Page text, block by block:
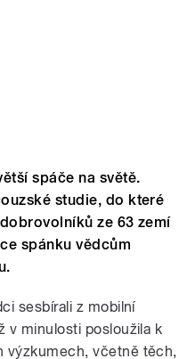
spáče na světě.
studie, do které
ze 63 zemí
spánku vědcům
sesbírali z mobilní
v minulosti posloužila k
výzkumech, včetně těch,